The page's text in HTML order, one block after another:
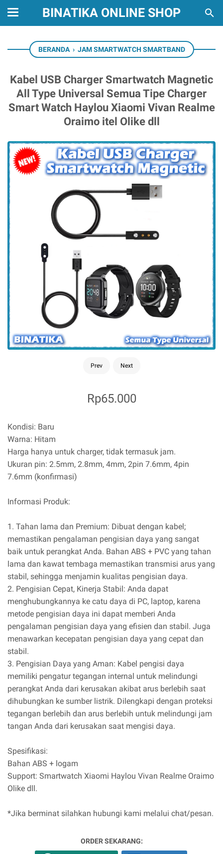
BINATIKA ONLINE SHOP
BERANDA › JAM SMARTWATCH SMARTBAND
Kabel USB Charger Smartwatch Magnetic
All Type Universal Semua Tipe Charger
Smart Watch Haylou Xiaomi Vivan Realme
Oraimo itel Olike dll
Prev Next
Rp65.000
Kondisi: Baru
Warna: Hitam
Harga hanya untuk charger, tidak termasuk jam.
Ukuran pin: 2.5mm, 2.8mm, 4mm, 2pin 7.6mm, 4pin
7.6mm (konfirmasi)
Informasi Produk:
1. Tahan lama dan Premium: Dibuat dengan kabel;
memastikan pengalaman pengisian daya yang sangat
baik untuk perangkat Anda. Bahan ABS + PVC yang tahan
lama dan kawat tembaga memastikan transmisi arus yang
stabil, sehingga menjamin kualitas pengisian daya.
2. Pengisian Cepat, Kinerja Stabil: Anda dapat
menghubungkannya ke catu daya di PC, laptop, karena
metode pengisian daya ini dapat memberi Anda
pengalaman pengisian daya yang efisien dan stabil. Juga
menawarkan kecepatan pengisian daya yang cepat dan
stabil.
3. Pengisian Daya yang Aman: Kabel pengisi daya
memiliki pengatur tegangan internal untuk melindungi
perangkat Anda dari kerusakan akibat arus berlebih saat
dihubungkan ke sumber listrik. Dilengkapi dengan proteksi
tegangan berlebih dan arus berlebih untuk melindungi jam
tangan Anda dari kerusakan saat mengisi daya.
Spesifikasi:
Bahan ABS + logam
Support: Smartwatch Xiaomi Haylou Vivan Realme Oraimo
Olike dll.
*Jika berminat silahkan hubungi kami melalui chat/pesan.
ORDER SEKARANG: